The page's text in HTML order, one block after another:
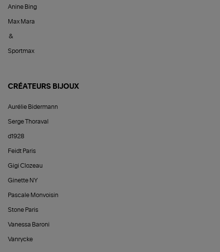
Anine Bing
Max Mara
&
Sportmax
CRÉATEURS BIJOUX
Aurélie Bidermann
Serge Thoraval
d1928
Feidt Paris
Gigi Clozeau
Ginette NY
Pascale Monvoisin
Stone Paris
Vanessa Baroni
Vanrycke